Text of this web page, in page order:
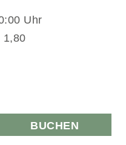
Uhr
1,80
BUCHEN